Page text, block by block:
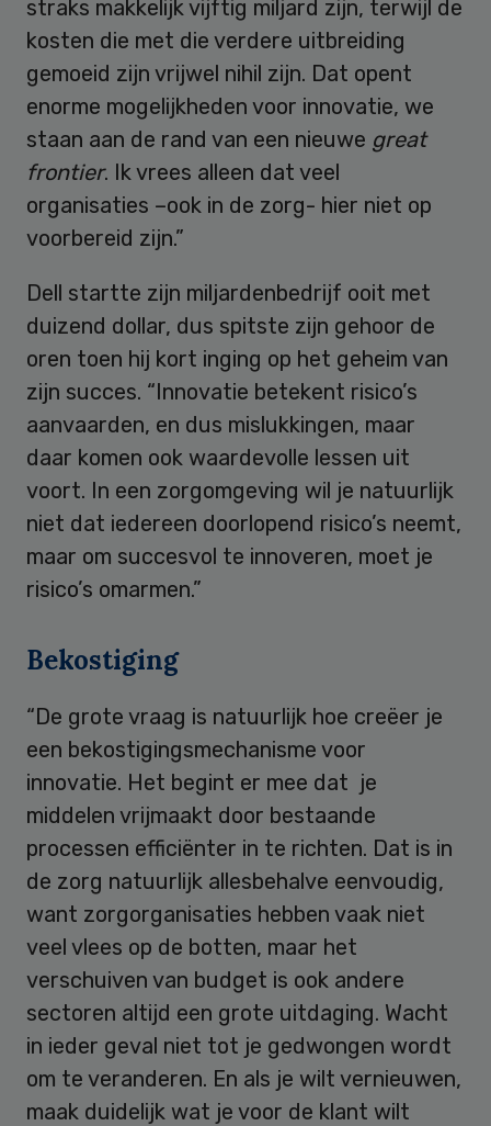
straks makkelijk vijftig miljard zijn, terwijl de
kosten die met die verdere uitbreiding
gemoeid zijn vrijwel nihil zijn. Dat opent
enorme mogelijkheden voor innovatie, we
staan aan de rand van een nieuwe great
frontier. Ik vrees alleen dat veel
organisaties –ook in de zorg- hier niet op
voorbereid zijn.”
Dell startte zijn miljardenbedrijf ooit met
duizend dollar, dus spitste zijn gehoor de
oren toen hij kort inging op het geheim van
zijn succes. “Innovatie betekent risico’s
aanvaarden, en dus mislukkingen, maar
daar komen ook waardevolle lessen uit
voort. In een zorgomgeving wil je natuurlijk
niet dat iedereen doorlopend risico’s neemt,
maar om succesvol te innoveren, moet je
risico’s omarmen.”
Bekostiging
“De grote vraag is natuurlijk hoe creëer je
een bekostigingsmechanisme voor
innovatie. Het begint er mee dat je
middelen vrijmaakt door bestaande
processen efficiënter in te richten. Dat is in
de zorg natuurlijk allesbehalve eenvoudig,
want zorgorganisaties hebben vaak niet
veel vlees op de botten, maar het
verschuiven van budget is ook andere
sectoren altijd een grote uitdaging. Wacht
in ieder geval niet tot je gedwongen wordt
om te veranderen. En als je wilt vernieuwen,
maak duidelijk wat je voor de klant wilt